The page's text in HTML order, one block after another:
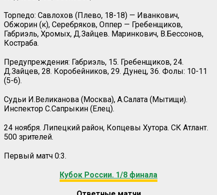
Торпедо: Савлохов (Плево, 18-18) — Иванкович,
Обжорин (к), Серебряков, Оппер — Гребенщиков,
Габриэль, Хромых, Д.Зайцев. Маринкович, В.Бессонов,
Костраба.
Предупреждения: Габриэль, 15. Гребенщиков, 24.
Д.Зайцев, 28. Коробейников, 29. Дунец, 36. Фолы: 10-11
(5-6).
Судьи И.Великанова (Москва), А.Салата (Мытищи).
Инспектор С.Сапрыкин (Елец).
24 ноября. Липецкий район, Копцевы Хутора. СК Атлант.
500 зрителей.
Первый матч 0:3.
Кубок России. 1/8 финала